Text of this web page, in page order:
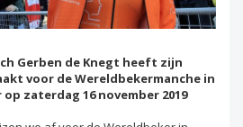
Gerben de Knegt heeft zijn
voor de Wereldbekermanche in
zaterdag 16 november 2019